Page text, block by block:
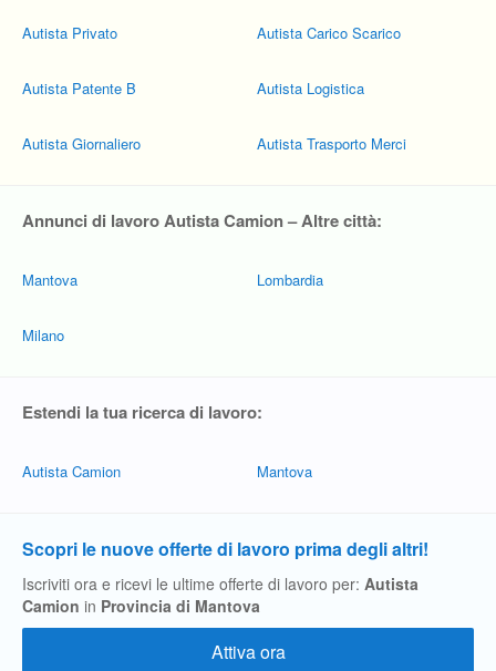
Autista Privato
Autista Patente B
Autista Giornaliero
Autista Carico Scarico
Autista Logistica
Autista Trasporto Merci
Annunci di lavoro Autista Camion – Altre città:
Mantova
Milano
Lombardia
Estendi la tua ricerca di lavoro:
Autista Camion Mantova
Scopri le nuove offerte di lavoro prima degli altri!
Iscriviti ora e ricevi le ultime offerte di lavoro per: Autista
Camion in Provincia di Mantova